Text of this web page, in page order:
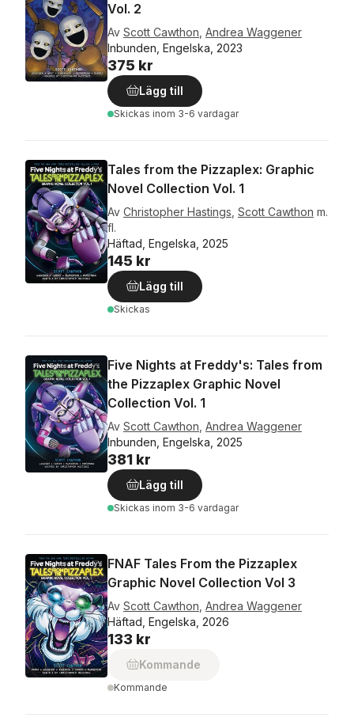
Vol. 2
Av Scott Cawthon Andrea Waggener
Inbunden, Engelska, 2023
375 kr
Lägg till
Skickas inom 3-6 vardagar
Tales from the Pizzaplex: Graphic
Novel Collection Vol. 1
Av Christopher Hastings Scott Cawthon m.
fl.
Häftad, Engelska, 2025
145 kr
Lägg till
Skickas
Five Nights at Freddy's: Tales from
the Pizzaplex Graphic Novel
Collection Vol. 1
Av Scott Cawthon Andrea Waggener
Inbunden, Engelska, 2025
381 kr
Lägg till
Skickas inom 3-6 vardagar
FNAF Tales From the Pizzaplex
Graphic Novel Collection Vol 3
Av Scott Cawthon Andrea Waggener
Häftad, Engelska, 2026
133 kr
Kommande
Kommande